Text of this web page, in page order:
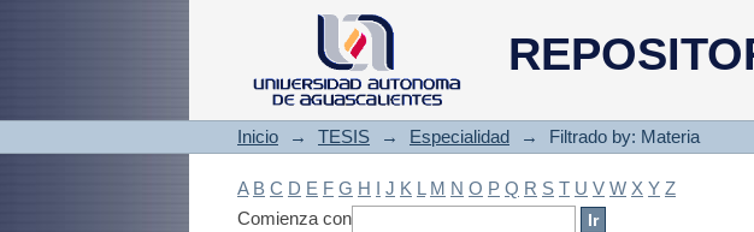
Filtrado by: Materia
Inicio → TESIS → Especialidad → Filtrado by: Materia
A B C D E F G H I J K L M N O P Q R S T U V W X Y Z
Comienza con